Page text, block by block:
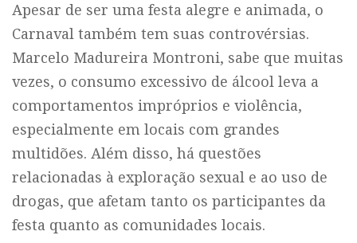
Apesar de ser uma festa alegre e animada, o
Carnaval também tem suas controvérsias.
Marcelo Madureira Montroni, sabe que muitas
vezes, o consumo excessivo de álcool leva a
comportamentos impróprios e violência,
especialmente em locais com grandes
multidões. Além disso, há questões
relacionadas à exploração sexual e ao uso de
drogas, que afetam tanto os participantes da
festa quanto as comunidades locais.